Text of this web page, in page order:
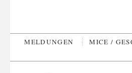
MELDUNGEN MICE /